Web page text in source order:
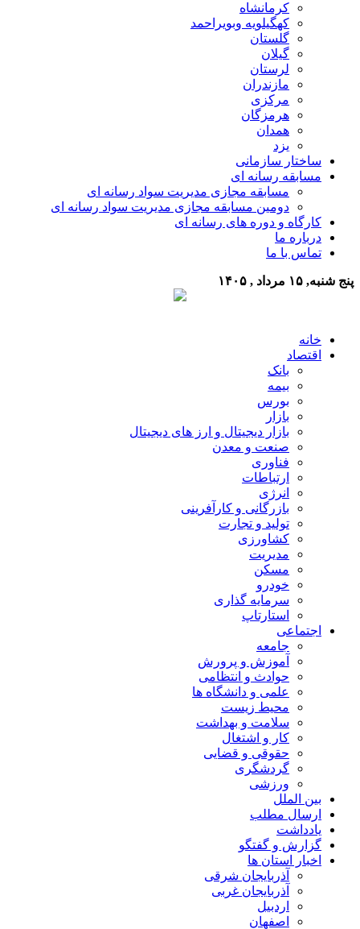
کرمانشاه
کهگیلویه وبویراحمد
گلستان
گیلان
لرستان
مازندران
مرکزی
هرمزگان
همدان
یزد
ساختار سازمانی
مسابقه رسانه ای
مسابقه مجازی مدیریت سواد رسانه ای
دومین مسابقه مجازی مدیریت سواد رسانه ای
کارگاه و دوره های رسانه ای
درباره ما
تماس با ما
پنج شنبه, ۱۵ مرداد , ۱۴۰۵
خانه
اقتصاد
بانک
بیمه
بورس
بازار
بازار دیجیتال و ارز های دیجیتال
صنعت و معدن
فناوری
ارتباطات
انرژی
بازرگانی و کارآفرینی
تولید و تجارت
کشاورزی
مدیریت
مسکن
خودرو
سرمایه گذاری
استارتاپ
اجتماعی
جامعه
آموزش و پرورش
حوادث و انتظامی
علمی و دانشگاه ها
محیط زیست
سلامت و بهداشت
کار و اشتغال
حقوقی و قضایی
گردشگری
ورزشی
بین الملل
ارسال مطلب
یادداشت
گزارش و گفتگو
اخبار استان ها
آذربایجان شرقی
آذربایجان غربی
اردبیل
اصفهان